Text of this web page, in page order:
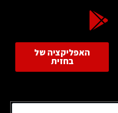
האפליקציה של
בחזית